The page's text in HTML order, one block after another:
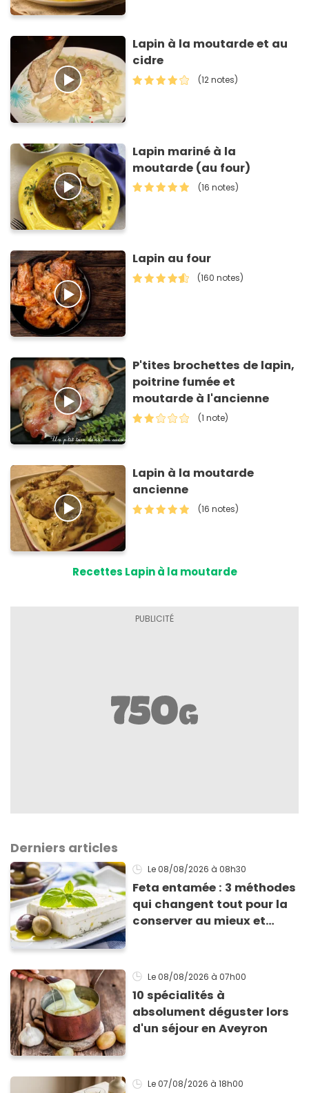
Lapin à la moutarde et au
cidre
(12 notes)
Lapin mariné à la
moutarde (au four)
(16 notes)
Lapin au four
(160 notes)
P'tites brochettes de lapin,
poitrine fumée et
moutarde à l'ancienne
(1 note)
Lapin à la moutarde
ancienne
(16 notes)
Recettes Lapin à la moutarde
Derniers articles
Le 08/08/2026 à 08h30
Feta entamée : 3 méthodes
qui changent tout pour la
conserver au mieux et
Le 08/08/2026 à 07h00
10 spécialités à
absolument déguster lors
d'un séjour en Aveyron
Le 07/08/2026 à 18h00